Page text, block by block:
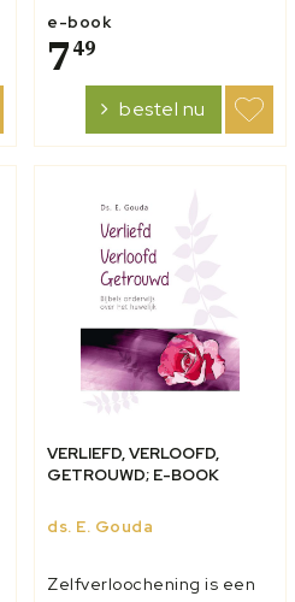
me een machteloos
gevoel. Ik wilde bijna de
avond eerder eindigen en
sturen… (Peter,
leidinggevende
e-book
7 49
bestel nu
VERLIEFD, VERLOOFD,
GETROUWD; E-BOOK
ds. E. Gouda
Zelfverloochening is een